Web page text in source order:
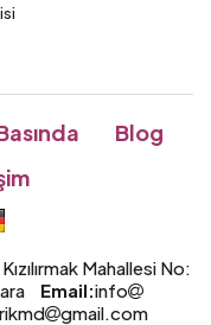
Blog
Mahallesi No:
Email:info
gmail.com